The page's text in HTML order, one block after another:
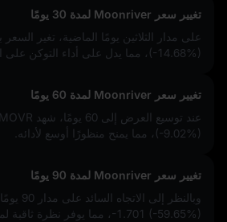
تغيير سعر Moonriver لمدة 30 يومًا
على مدار الثلاثين يومًا الماضية، تغير السعر
(-14.68%) ، مما يدل على أداء التوكن على
تغيير سعر Moonriver لمدة 60 يومًا
عند توسيع العرض إلى 60 يومًا، شهد MOVR تغييرًا في
(-9.02%) ، مما يمنح منظورًا أوسع لأدائه.
تغيير سعر Moonriver لمدة 90 يومًا
وبالنظر إلى الاتجاه السائد على مدار 90 يومًا، تحرك السعر
-1.701 (-59.65%)، مما يوفر نظرة ثاقبة